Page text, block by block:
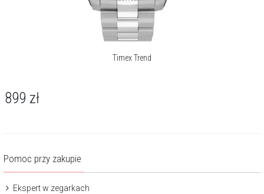
Timex Trend
899 zł
Pomoc przy zakupie
Ekspert w zegarkach